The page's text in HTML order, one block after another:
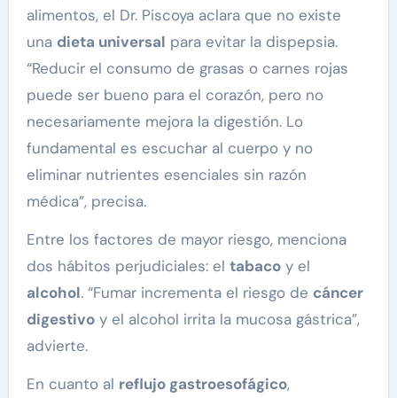
alimentos, el Dr. Piscoya aclara que no existe
una dieta universal para evitar la dispepsia.
“Reducir el consumo de grasas o carnes rojas
puede ser bueno para el corazón, pero no
necesariamente mejora la digestión. Lo
fundamental es escuchar al cuerpo y no
eliminar nutrientes esenciales sin razón
médica”, precisa.
Entre los factores de mayor riesgo, menciona
dos hábitos perjudiciales: el tabacoy el
alcohol. “Fumar incrementa el riesgo de cáncer
digestivoy el alcohol irrita la mucosa gástrica”,
advierte.
En cuanto al reflujo gastroesofágico,